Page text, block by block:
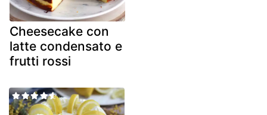
Cheesecake con
latte condensato e
frutti rossi